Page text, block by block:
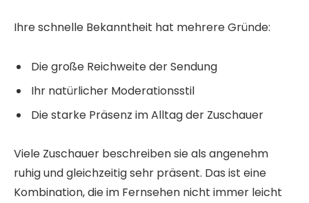
Ihre schnelle Bekanntheit hat mehrere Gründe:
Die große Reichweite der Sendung
Ihr natürlicher Moderationsstil
Die starke Präsenz im Alltag der Zuschauer
Viele Zuschauer beschreiben sie als angenehm
ruhig und gleichzeitig sehr präsent. Das ist eine
Kombination, die im Fernsehen nicht immer leicht